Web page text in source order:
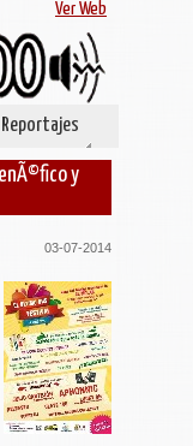
Ver Web
Reportajes
y
03-07-2014